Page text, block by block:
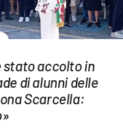
stato accolto in
di alunni delle
Scarcella: